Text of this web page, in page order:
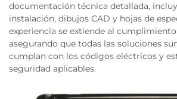
documentación técnica detallada,
instalación, dibujos CAD y hojas de
experiencia se extiende al
asegurando que todas las soluciones
cumplan con los códigos eléctricos y
seguridad aplicables.